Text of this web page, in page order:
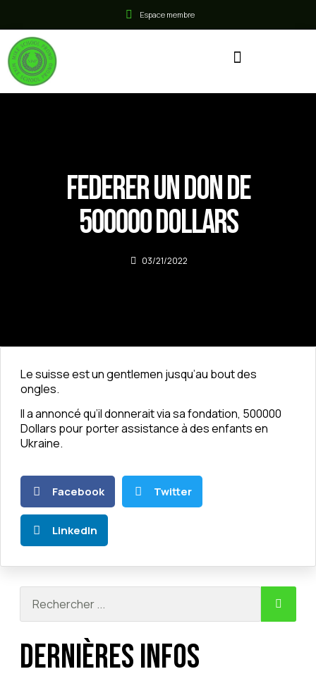
Espace membre
Federer un don de
500000 dollars
03/21/2022
Le suisse est un gentlemen jusqu’au bout des
ongles.
Il a annoncé qu’il donnerait via sa fondation, 500000
Dollars pour porter assistance à des enfants en
Ukraine.
Facebook Twitter
LinkedIn
Dernières infos